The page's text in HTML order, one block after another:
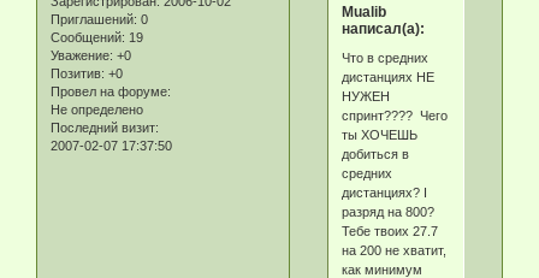
Приглашений: 0
Сообщений: 19
Уважение: +0
Позитив: +0
Провел на форуме:
Не определено
Последний визит:
2007-02-07 17:37:50
Mualib
написал(а):
Что в средних
дистанциях НЕ
НУЖЕН
спринт???? Чего
ты ХОЧЕШЬ
добиться в
средних
дистанциях? I
разряд на 800?
Тебе твоих 27.7
на 200 не хватит,
как минимум